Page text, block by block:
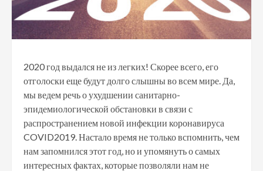
2020 год выдался не из легких! Скорее всего, его
отголоски еще будут долго слышны во всем мире. Да,
мы ведем речь о ухудшении санитарно-
эпидемиологической обстановки в связи с
распространением новой инфекции коронавируса
COVID2019. Настало время не только вспомнить, чем
нам запомнился этот год, но и упомянуть о самых
интересных фактах, которые позволяли нам не